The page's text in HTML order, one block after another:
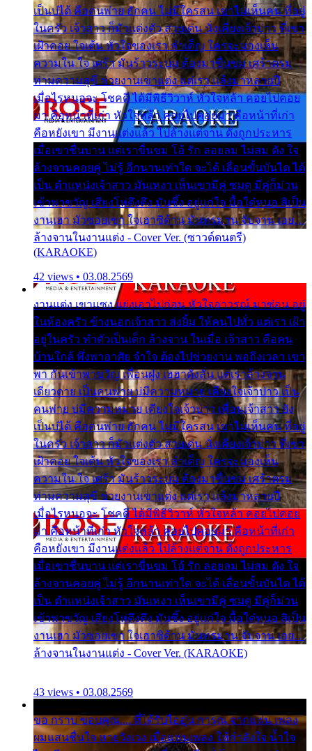
เป็นบ่ได้ คือคนพ่าย ฮักคน ไม่มีใครสน เขาไม่เห็นคน ที่อยู่
ในครัว เจ้าสาว ก็มัวแต่งตัว สวยเด่น นั่งเคียงเจ้าบ่าว ที่เขา
เฝ้าคอย ใจเต้น หัวใจของเรา ลำเค็ญ ใครจะมองเห็น
ความใน ใจ เศร้า มันร้าวระบม ต้องมาขื่นขม เศร้าตรม
ท่ามความสุขี ช่วยงานเขาแต่ง แต่เรา แล้งมาหลายปี
เมื่อไรหนอจะ โชคดี ได้มีพิธีวิวาห์ หัวใจหล้า คอยไปคอย
มา คือหน้าที่เก่า หัวใจหล้า คอยไปคอยมา คือหน้าที่เก่า
คือหยังเขา มีงานแต่งแล้ว ไปล้างแต่จาน ดั่งถูกประหาร
เมื่อเขาชื่นบาน แต่เราขื่นขม โอ้ รัก ลอยลม ไม่สม ดัง ใจ
ล้างจานคอยคู่ ไม่รู้ อีกนานเท่าใด จะได้ เลื่อนขั้นบันได ได้
เป็น ตำแหน่งเจ้าสาว มันเหงา เห็นเขามีคู่ ซมดู มีคู่ก็ม่วน
เข้าพาขวัญ เสียงโห่ตึงตึง มันซึ้ง อยู่แก่ใจ มื้อใด๋หนอ สิเป็น
งานเฮา มัวซอยเขา ใจเฮาซิด้าน มันทรมาน จับจาน เอย…
ล้างจานในงานแต่ง - Cover Ver. (ซาวด์ดนตรี)
(KARAOKE)
42 views • 03.08.2569
งานแต่ง เขาแซง แย่งเอาไปก่อน หัวใจอาวรณ์ มาซ่อน อยู่
ในห้องครัว ข้างนอกเจ้าสาว ส่งยิ้ม ให้คนไปทั่ว แต่เรา เฝ้า
อยู่ในครัว ทำตัวเป็นเด็ก ล้างจาน ในเมื่อ เจ้าสาว คือคน
บ้านใกล้ พึ่งพาอาศัย จำใจ ต้องไปช่วยงาน พอถึงเวลา เขา
พา กันเข้าพาขวัญ เพื่อนฝูง เฮฮาดังลั่น แต่เราล้างจาน
เดียวดาย เป็นคนพ่าย บ่มีความหมาย เคียงใจเจ้าบ่าว เป็น
คนพ่าย บ่มีความหมาย เคียงใจเจ้าบ่าว เพื่อนเจ้าสาว ยัง
เป็นบ่ได้ คือคนพ่าย ฮักคน ไม่มีใครสน เขาไม่เห็นคน ที่อยู่
ในครัว เจ้าสาว ก็มัวแต่งตัว สวยเด่น นั่งเคียงเจ้าบ่าว ที่เขา
เฝ้าคอย ใจเต้น หัวใจของเรา ลำเค็ญ ใครจะมองเห็น
ความใน ใจ เศร้า มันร้าวระบม ต้องมาขื่นขม เศร้าตรม
ท่ามความสุขี ช่วยงานเขาแต่ง แต่เรา แล้งมาหลายปี
เมื่อไรหนอจะ โชคดี ได้มีพิธีวิวาห์ หัวใจหล้า คอยไปคอย
มา คือหน้าที่เก่า หัวใจหล้า คอยไปคอยมา คือหน้าที่เก่า
คือหยังเขา มีงานแต่งแล้ว ไปล้างแต่จาน ดั่งถูกประหาร
เมื่อเขาชื่นบาน แต่เราขื่นขม โอ้ รัก ลอยลม ไม่สม ดัง ใจ
ล้างจานคอยคู่ ไม่รู้ อีกนานเท่าใด จะได้ เลื่อนขั้นบันได ได้
เป็น ตำแหน่งเจ้าสาว มันเหงา เห็นเขามีคู่ ซมดู มีคู่ก็ม่วน
เข้าพาขวัญ เสียงโห่ตึงตึง มันซึ้ง อยู่แก่ใจ มื้อใด๋หนอ สิเป็น
งานเฮา มัวซอยเขา ใจเฮาซิด้าน มันทรมาน จับจาน เอย…
ล้างจานในงานแต่ง - Cover Ver. (KARAOKE)
43 views • 03.08.2569
ขอ กราบ ขอบคุณ.... ที่ได้รับไออุ่น การุณ จากแฟน เพลง
ผมแสนชื่นใจ หายวังเวง เมื่อแฟนเพลง ให้กำลังใจ น้ำใจ